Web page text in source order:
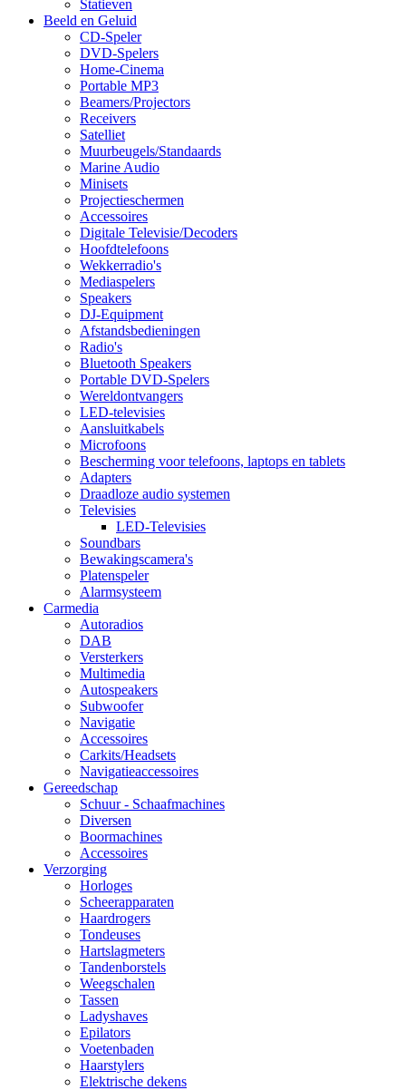
Statieven
Beeld en Geluid
CD-Speler
DVD-Spelers
Home-Cinema
Portable MP3
Beamers/Projectors
Receivers
Satelliet
Muurbeugels/Standaards
Marine Audio
Minisets
Projectieschermen
Accessoires
Digitale Televisie/Decoders
Hoofdtelefoons
Wekkerradio's
Mediaspelers
Speakers
DJ-Equipment
Afstandsbedieningen
Radio's
Bluetooth Speakers
Portable DVD-Spelers
Wereldontvangers
LED-televisies
Aansluitkabels
Microfoons
Bescherming voor telefoons, laptops en tablets
Adapters
Draadloze audio systemen
Televisies
LED-Televisies
Soundbars
Bewakingscamera's
Platenspeler
Alarmsysteem
Carmedia
Autoradios
DAB
Versterkers
Multimedia
Autospeakers
Subwoofer
Navigatie
Accessoires
Carkits/Headsets
Navigatieaccessoires
Gereedschap
Schuur - Schaafmachines
Diversen
Boormachines
Accessoires
Verzorging
Horloges
Scheerapparaten
Haardrogers
Tondeuses
Hartslagmeters
Tandenborstels
Weegschalen
Tassen
Ladyshaves
Epilators
Voetenbaden
Haarstylers
Elektrische dekens